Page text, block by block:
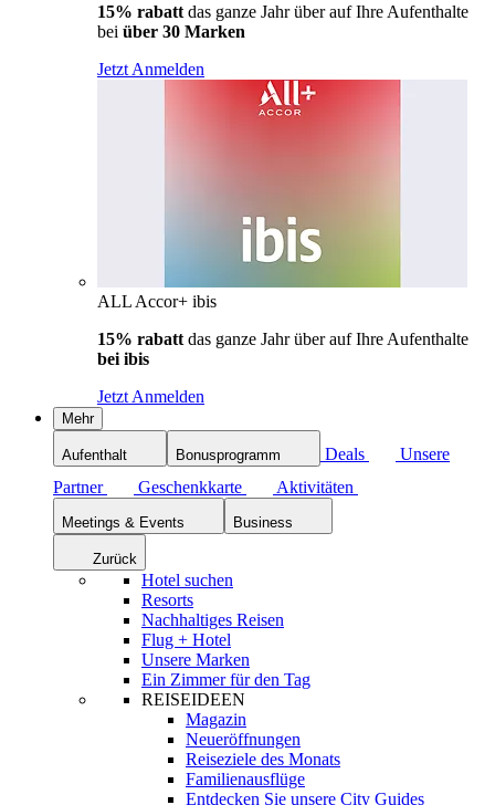
15% rabatt das ganze Jahr über auf Ihre Aufenthalte
bei über 30 Marken
Jetzt Anmelden
ALL Accor+ ibis
15% rabatt das ganze Jahr über auf Ihre Aufenthalte
bei ibis
Jetzt Anmelden
Mehr
Aufenthalt Bonusprogramm Deals
Unsere
Partner
Geschenkkarte Aktivitäten
Meetings & Events Business
Zurück
Hotel suchen
Resorts
Nachhaltiges Reisen
Flug + Hotel
Unsere Marken
Ein Zimmer für den Tag
REISEIDEEN
Magazin
Neueröffnungen
Reiseziele des Monats
Familienausflüge
Entdecken Sie unsere City Guides